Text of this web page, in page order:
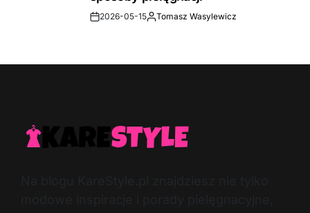
Post2026-05-15By:Tomasz Wasylewicz